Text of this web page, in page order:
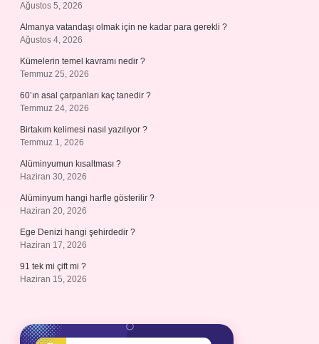
Ağustos 5, 2026
Almanya vatandaşı olmak için ne kadar para gerekli ?
Ağustos 4, 2026
Kümelerin temel kavramı nedir ?
Temmuz 25, 2026
60’ın asal çarpanları kaç tanedir ?
Temmuz 24, 2026
Birtakım kelimesi nasıl yazılıyor ?
Temmuz 1, 2026
Alüminyumun kısaltması ?
Haziran 30, 2026
Alüminyum hangi harfle gösterilir ?
Haziran 20, 2026
Ege Denizi hangi şehirdedir ?
Haziran 17, 2026
91 tek mi çift mi ?
Haziran 15, 2026